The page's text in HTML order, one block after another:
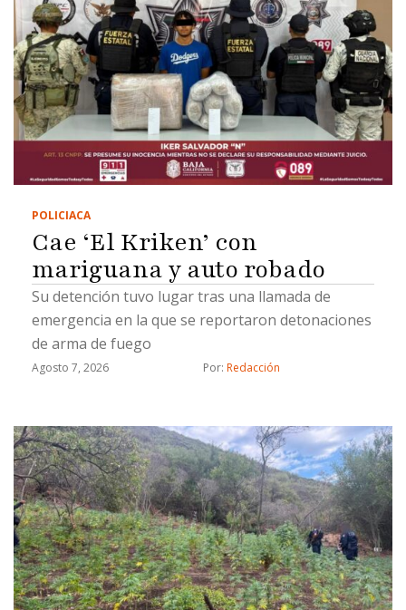
POLICIACA
Cae ‘El Kriken’ con
mariguana y auto robado
Su detención tuvo lugar tras una llamada de
emergencia en la que se reportaron detonaciones
de arma de fuego
Agosto 7, 2026 Por: Redacción